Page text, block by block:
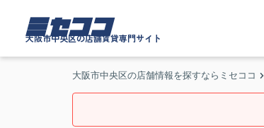
ミセココ
大阪市中央区の店舗賃貸専門サイト
大阪市中央区の店舗情報を探すならミセココ